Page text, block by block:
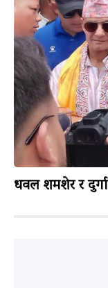
धवल शमशेर र दुर्गा